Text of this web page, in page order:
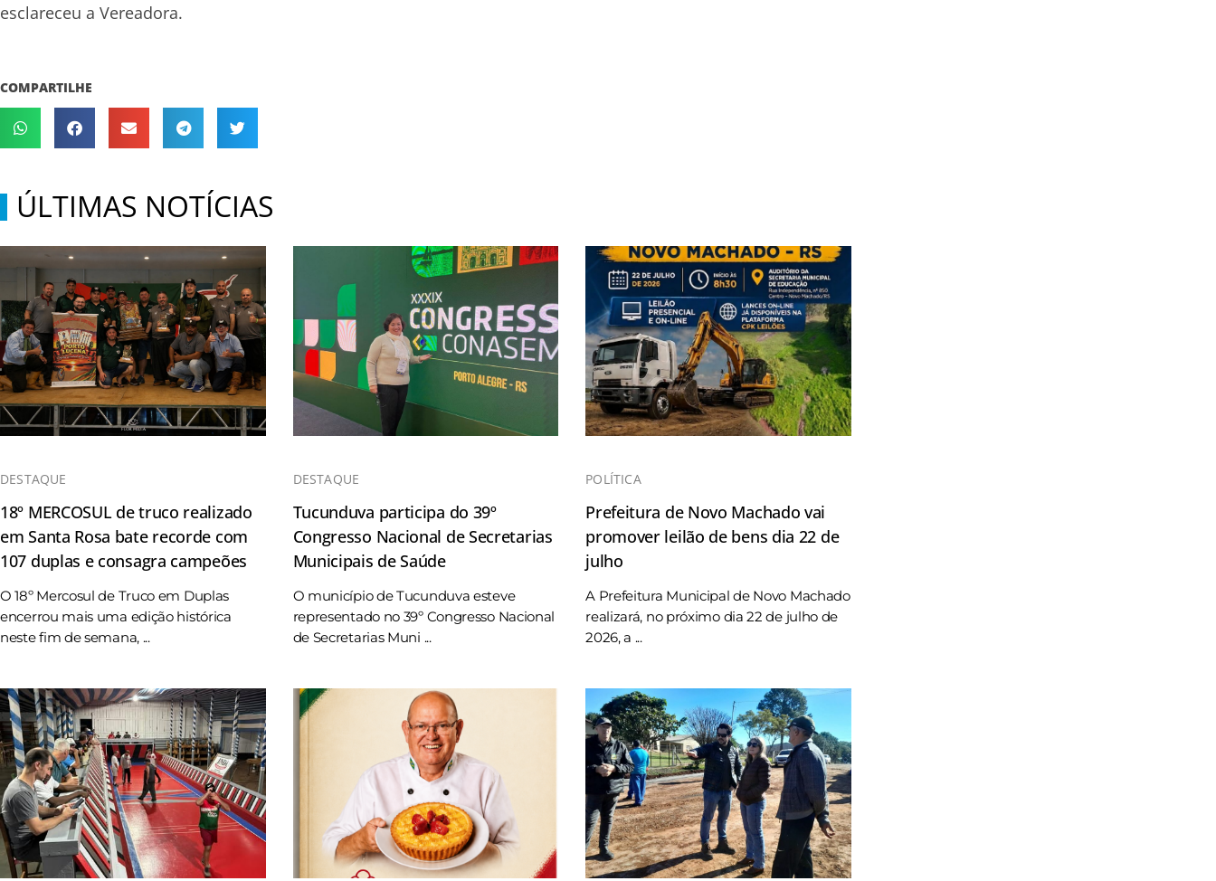
esclareceu a Vereadora.
COMPARTILHE
ÚLTIMAS NOTÍCIAS
DESTAQUE
18º MERCOSUL de truco realizado
em Santa Rosa bate recorde com
107 duplas e consagra campeões
O 18º Mercosul de Truco em Duplas
encerrou mais uma edição histórica
neste fim de semana, ...
DESTAQUE
Tucunduva participa do 39º
Congresso Nacional de Secretarias
Municipais de Saúde
O município de Tucunduva esteve
representado no 39º Congresso Nacional
de Secretarias Muni ...
POLÍTICA
Prefeitura de Novo Machado vai
promover leilão de bens dia 22 de
julho
A Prefeitura Municipal de Novo Machado
realizará, no próximo dia 22 de julho de
2026, a ...